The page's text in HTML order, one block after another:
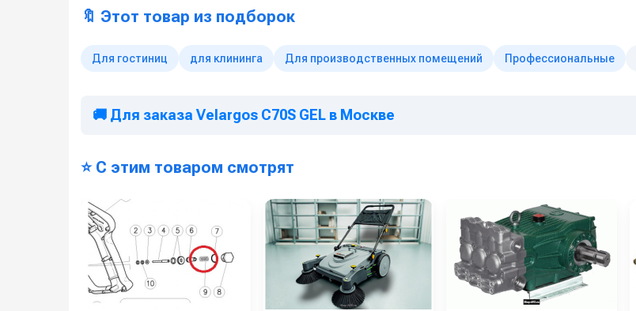
🔖 Этот товар из подборок
Для гостиниц для клининга Для производственных помещений Профессиональные
🚚 Для заказа Velargos C70S GEL в Москве
⭐ С этим товаром смотрят